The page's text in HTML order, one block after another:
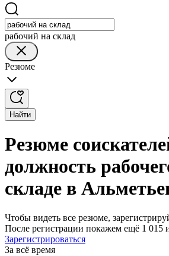
рабочий на склад
Резюме
Найти
Резюме
должность
складе в
Чтобы видеть все резюме,
После регистрации покажем ещё 1 015
Зарегистрироваться
За всё время